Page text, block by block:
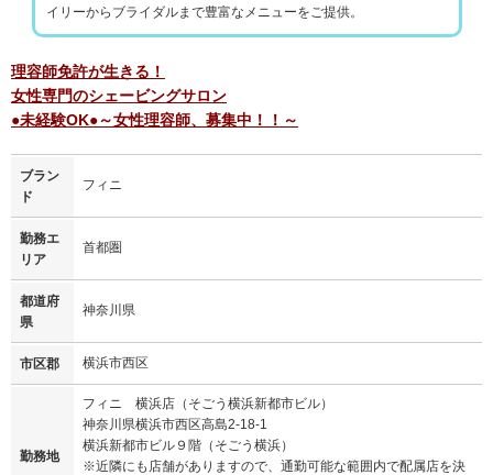
イリーからブライダルまで豊富なメニューをご提供。
理容師免許が生きる！
女性専門のシェービングサロン
●未経験OK●～女性理容師、募集中！！～
ブラン
ド
フィニ
勤務エ
リア
首都圏
都道府
県
神奈川県
市区郡 横浜市西区
勤務地
フィニ 横浜店（そごう横浜新都市ビル）
神奈川県横浜市西区高島2-18-1
横浜新都市ビル９階（そごう横浜）
※近隣にも店舗がありますので、通勤可能な範囲内で配属店を決